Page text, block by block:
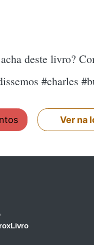
deste livro?
#charles
Ver na